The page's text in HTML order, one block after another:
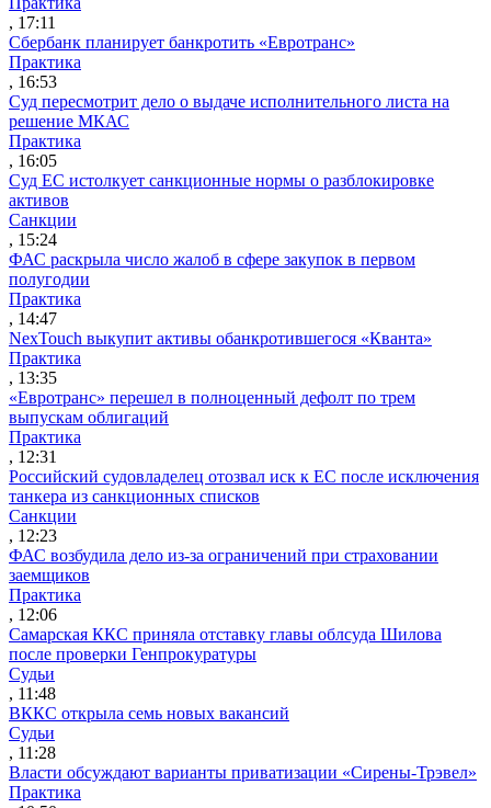
, 17:11
Сбербанк планирует банкротить «Евротранс»
Практика
, 16:53
Суд пересмотрит дело о выдаче исполнительного листа на
решение МКАС
Практика
, 16:05
Суд ЕС истолкует санкционные нормы о разблокировке
активов
Санкции
, 15:24
ФАС раскрыла число жалоб в сфере закупок в первом
полугодии
Практика
, 14:47
NexTouch выкупит активы обанкротившегося «Кванта»
Практика
, 13:35
«Евротранс» перешел в полноценный дефолт по трем
выпускам облигаций
Практика
, 12:31
Российский судовладелец отозвал иск к ЕС после исключения
танкера из санкционных списков
Санкции
, 12:23
ФАС возбудила дело из-за ограничений при страховании
заемщиков
Практика
, 12:06
Самарская ККС приняла отставку главы облсуда Шилова
после проверки Генпрокуратуры
Судьи
, 11:48
ВККС открыла семь новых вакансий
Судьи
, 11:28
Власти обсуждают варианты приватизации «Сирены-Трэвел»
Практика